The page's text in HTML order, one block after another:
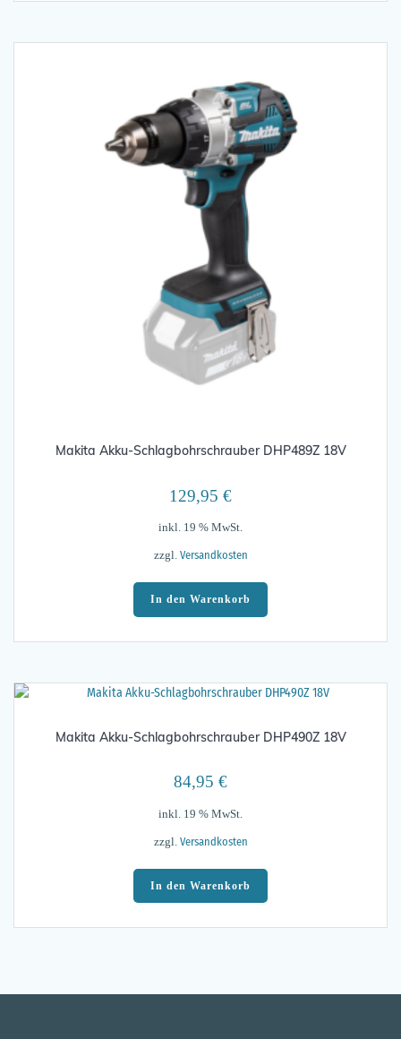
Makita Akku-Schlagbohrschrauber DHP489Z 18V
129,95 €
inkl. 19 % MwSt.
zzgl. Versandkosten
In den Warenkorb
Makita Akku-Schlagbohrschrauber DHP490Z 18V
84,95 €
inkl. 19 % MwSt.
zzgl. Versandkosten
In den Warenkorb